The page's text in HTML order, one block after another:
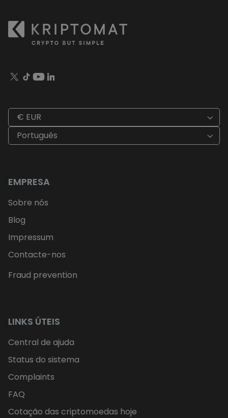
€ EUR
Português
EMPRESA
Sobre nós
Blog
Impressum
Contacte-nos
Fraud prevention
LINKS ÚTEIS
Central de ajuda
Status do sistema
Complaints
FAQ
Cotação das criptomoedas hoje